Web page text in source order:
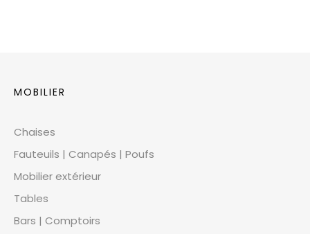
MOBILIER
Chaises
Fauteuils | Canapés | Poufs
Mobilier extérieur
Tables
Bars | Comptoirs